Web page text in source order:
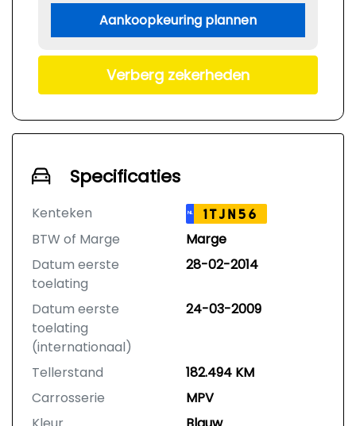
Aankoopkeuring plannen
Verberg zekerheden
Specificaties
Kenteken NL 1TJN56
BTW of Marge
Marge
Datum eerste
toelating
28-02-2014
Datum eerste
toelating
(internationaal)
24-03-2009
Tellerstand
182.494 KM
Carrosserie
MPV